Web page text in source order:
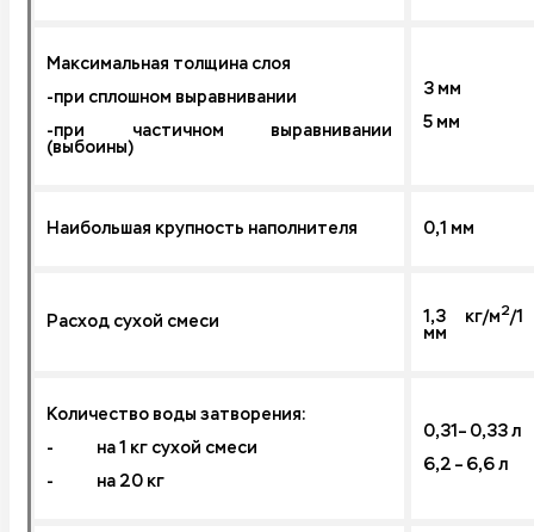
Максимальная толщина слоя
-при сплошном выравнивании
-при частичном выравнивании
(выбоины)
3 мм
5 мм
Наибольшая крупность наполнителя 0,1 мм
Расход сухой смеси 1,3 кг/м2/1
мм
Количество воды затворения:
- на 1 кг сухой смеси
- на 20 кг
0,31– 0,33 л
6,2 – 6,6 л